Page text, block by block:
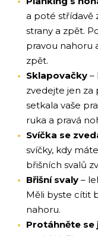
a poté střídavě
strany a zpět.
pravou nahoru
zpět.
Sklapovačky –
zvedejte jen za
setkala vaše
ruka a pravá
Svíčka se
svíčky, kdy
břišních svalů
Břišní svaly –
Měli byste cítit
nahoru.
Protáhněte se